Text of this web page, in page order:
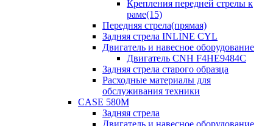
Крепления передней стрелы к
раме(15)
Передняя стрела(прямая)
Задняя стрела INLINE CYL
Двигатель и навесное оборудование
Двигатель CNH F4HE9484C
Задняя стрела старого образца
Расходные материалы для
обслуживания техники
CASE 580M
Задняя стрела
Двигатель и навесное оборудование